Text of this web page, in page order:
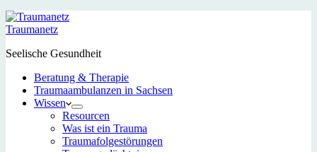
Traumanetz
Seelische Gesundheit
Beratung & Therapie
Traumaambulanzen in Sachsen
Wissen
Resourcen
Was ist ein Trauma
Traumafolgestörungen